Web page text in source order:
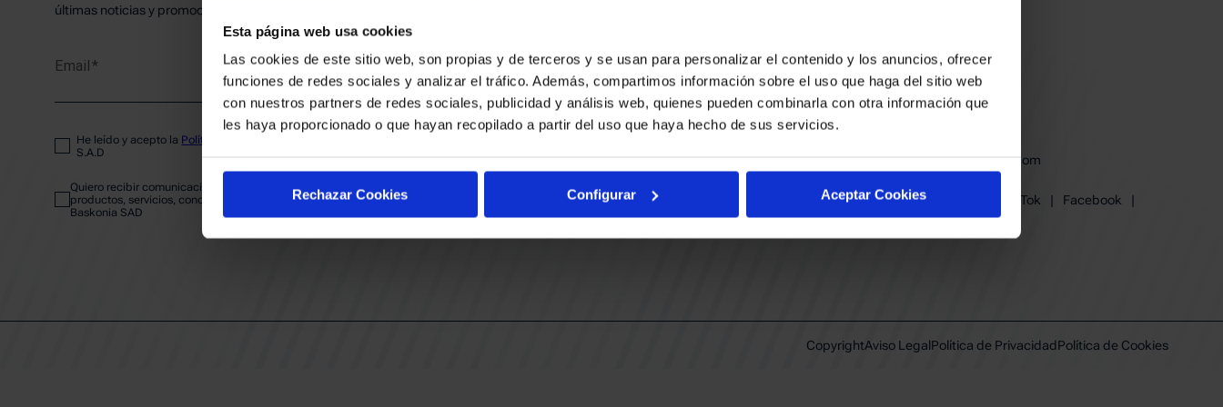
Esta página web usa cookies
Las cookies de este sitio web, son propias y de terceros y se usan para personalizar el contenido y los anuncios, ofrecer
funciones de redes sociales y analizar el tráfico. Además, compartimos información sobre el uso que haga del sitio web
con nuestros partners de redes sociales, publicidad y análisis web, quienes pueden combinarla con otra información que
les haya proporcionado o que hayan recopilado a partir del uso que haya hecho de sus servicios.
Rechazar Cookies Configurar Aceptar Cookies
PLANTILLA
ENTRADAS
ABONADOS
CALENDARIO
CLUB
últimas noticias y promociones del club.
Email
He leído y acepto la Política de privacidad
S.A.D
Quiero recibir comunicaciones electrónicas sobre las actividades,
productos, servicios, concursos, ofertas y/o promociones del SASKI
Baskonia SAD
BAKH
FUNDACIÓN BASKONIA-ALAVÉS
01013 Vitoria-Gasteiz
baskonia@baskonia.com
Instagram
TikTok | Facebook
|
Youtube
| Linkedin
CopyrightAviso LegalPolítica de PrivacidadPolítica de Cookies